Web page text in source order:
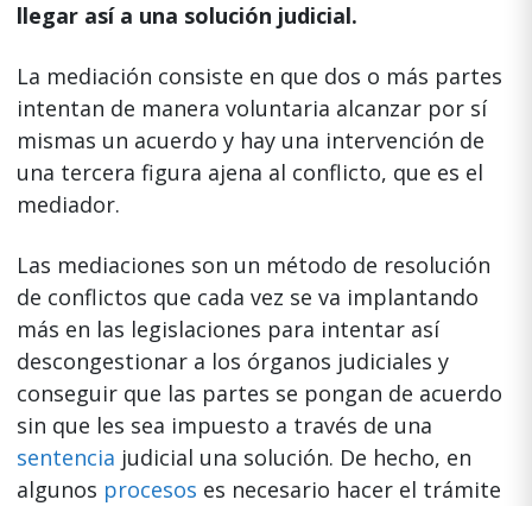
llegar así a una solución judicial.
La mediación consiste en que dos o más partes
intentan de manera voluntaria alcanzar por sí
mismas un acuerdo y hay una intervención de
una tercera figura ajena al conflicto, que es el
mediador.
Las mediaciones son un método de resolución
de conflictos que cada vez se va implantando
más en las legislaciones para intentar así
descongestionar a los órganos judiciales y
conseguir que las partes se pongan de acuerdo
sin que les sea impuesto a través de una
sentencia judicial una solución. De hecho, en
algunos procesos es necesario hacer el trámite